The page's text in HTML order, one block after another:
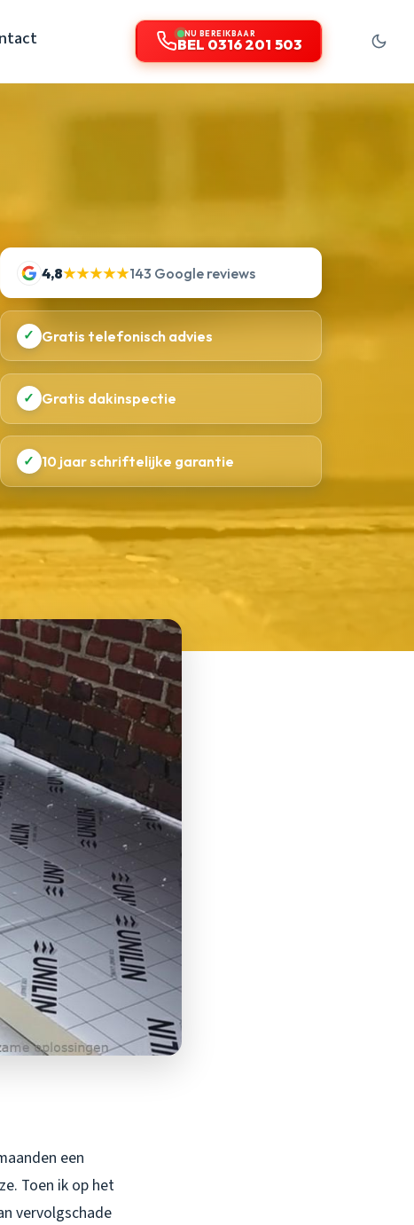
NU BEREIKBAAR
BEL 0316 201 503
4,8★★★★★143 Google reviews
✓ Gratis telefonisch advies
✓ Gratis dakinspectie
✓ 10 jaar schriftelijke garantie
een
Toen ik op het
vervolgschade